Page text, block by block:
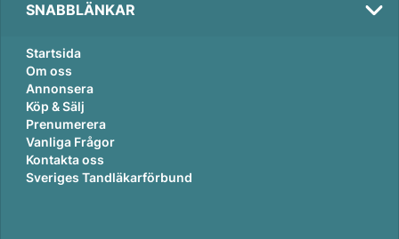
SNABBLÄNKAR
Startsida
Om oss
Annonsera
Köp & Sälj
Prenumerera
Vanliga Frågor
Kontakta oss
Sveriges Tandläkarförbund